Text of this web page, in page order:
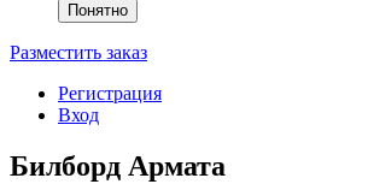
Понятно
Разместить заказ
Регистрация
Вход
Билборд Армата